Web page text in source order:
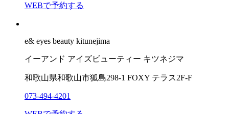
WEBで予約する
e& eyes beauty kitunejima
イーアンド アイズビューティー キツネジマ
和歌山県和歌山市狐島298-1 FOXY テラス2F-F
073-494-4201